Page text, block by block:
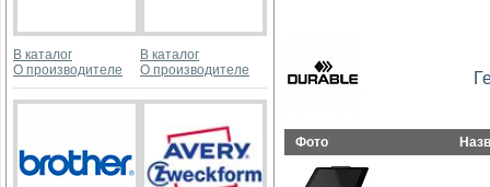
В каталог
О производителе
В каталог
О производителе
Фото